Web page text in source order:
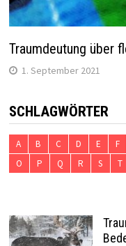
Traumdeutung über
1. September 2021
SCHLAGWÖRTER
A B C D E F
O
P Q R S T